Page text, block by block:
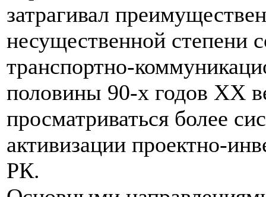
затрагивал
несущественной степени
транспортно-
половины 90-х годов ХХ
просматриваться более
активизации проектно-
РК.